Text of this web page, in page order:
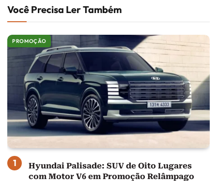
Você Precisa Ler Também
PROMOÇÃO
Hyundai Palisade: SUV de Oito Lugares
com Motor V6 em Promoção Relâmpago